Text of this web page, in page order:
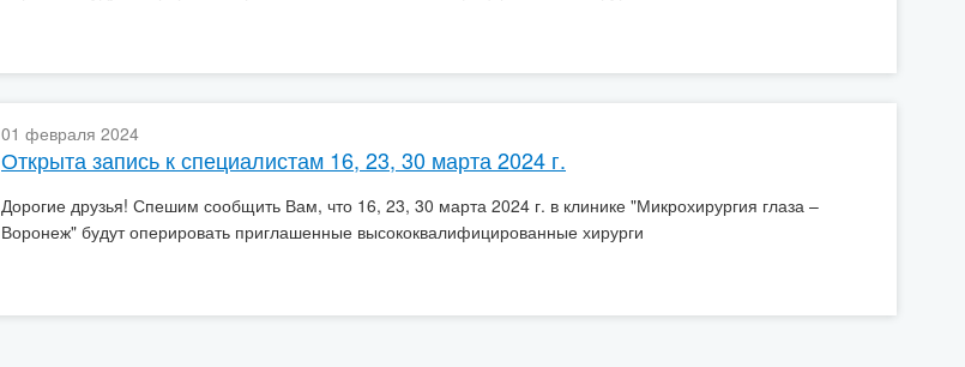
01 февраля 2024
Открыта запись к специалистам 16, 23, 30 марта 2024 г.
Дорогие друзья! Спешим сообщить Вам, что 16, 23, 30 марта 2024 г. в клинике "Микрохирургия глаза –
Воронеж" будут оперировать приглашенные высококвалифицированные хирурги